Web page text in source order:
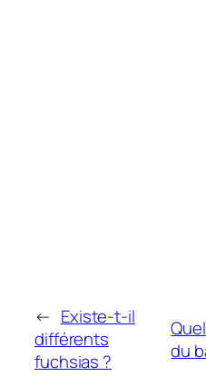
← Existe-t-il
différents
fuchsias ?
du